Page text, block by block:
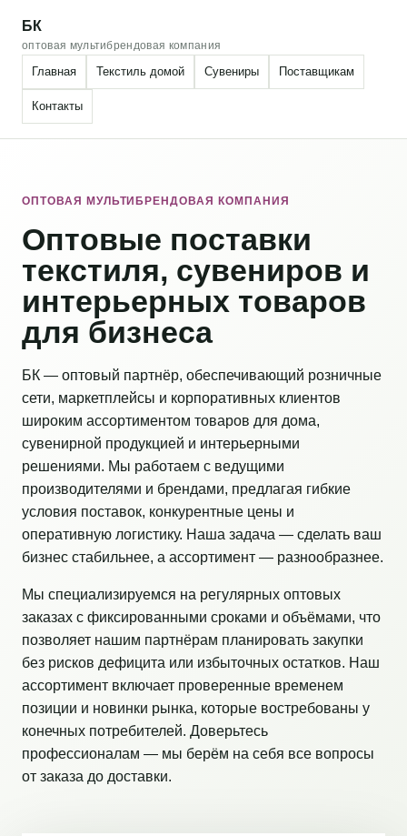
БК
оптовая мультибрендовая компания
Главная Текстиль домой Сувениры Поставщикам
Контакты
ОПТОВАЯ МУЛЬТИБРЕНДОВАЯ КОМПАНИЯ
Оптовые поставки
текстиля, сувениров и
интерьерных товаров
для бизнеса
БК — оптовый партнёр, обеспечивающий розничные
сети, маркетплейсы и корпоративных клиентов
широким ассортиментом товаров для дома,
сувенирной продукцией и интерьерными
решениями. Мы работаем с ведущими
производителями и брендами, предлагая гибкие
условия поставок, конкурентные цены и
оперативную логистику. Наша задача — сделать ваш
бизнес стабильнее, а ассортимент — разнообразнее.
Мы специализируемся на регулярных оптовых
заказах с фиксированными сроками и объёмами, что
позволяет нашим партнёрам планировать закупки
без рисков дефицита или избыточных остатков. Наш
ассортимент включает проверенные временем
позиции и новинки рынка, которые востребованы у
конечных потребителей. Доверьтесь
профессионалам — мы берём на себя все вопросы
от заказа до доставки.